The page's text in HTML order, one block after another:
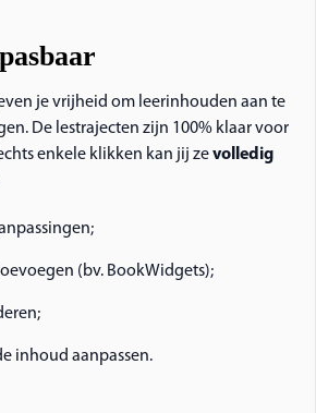
je vrijheid om leerinhouden aan te
De lestrajecten zijn 100% klaar voor
enkele klikken kan jij zevolledig
(bv. BookWidgets);
inhoud aanpassen.